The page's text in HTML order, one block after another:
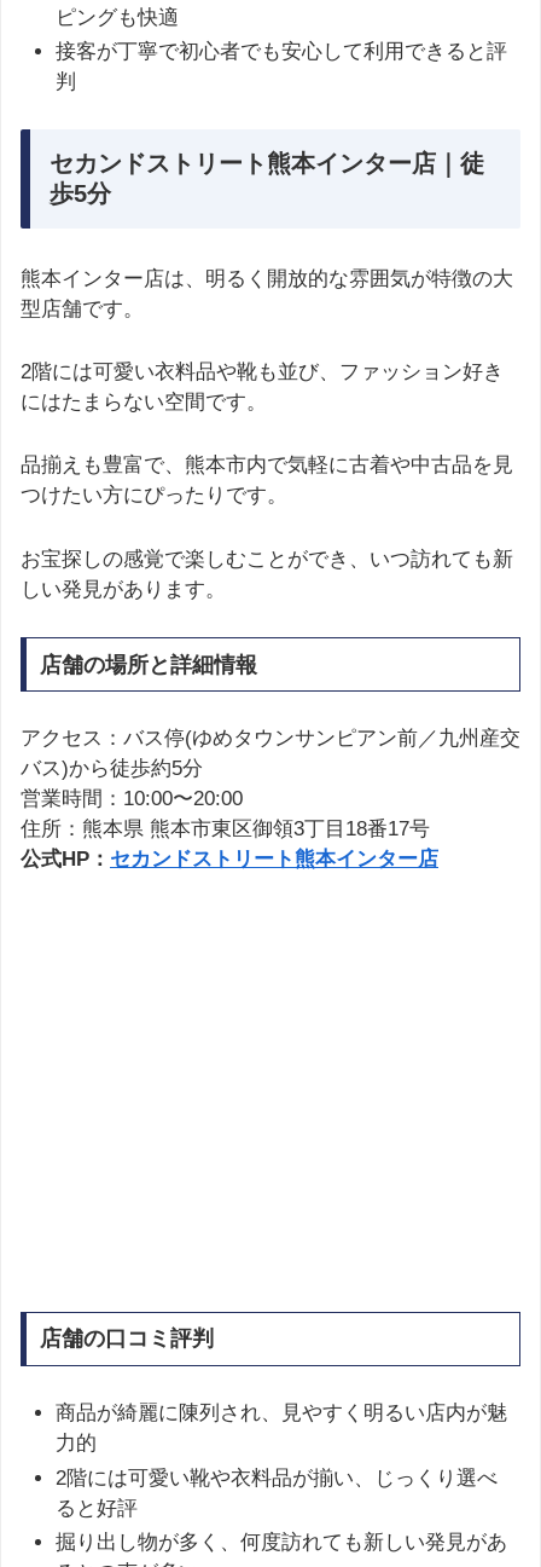
ピングも快適
接客が丁寧で初心者でも安心して利用できると評
判
セカンドストリート熊本インター店｜徒
歩5分
熊本インター店は、明るく開放的な雰囲気が特徴の大
型店舗です。
2階には可愛い衣料品や靴も並び、ファッション好き
にはたまらない空間です。
品揃えも豊富で、熊本市内で気軽に古着や中古品を見
つけたい方にぴったりです。
お宝探しの感覚で楽しむことができ、いつ訪れても新
しい発見があります。
店舗の場所と詳細情報
アクセス：バス停(ゆめタウンサンピアン前／九州産交
バス)から徒歩約5分
営業時間：10:00〜20:00
住所：熊本県 熊本市東区御領3丁目18番17号
公式HP： セカンドストリート熊本インター店
店舗の口コミ評判
商品が綺麗に陳列され、見やすく明るい店内が魅
力的
2階には可愛い靴や衣料品が揃い、じっくり選べ
ると好評
掘り出し物が多く、何度訪れても新しい発見があ